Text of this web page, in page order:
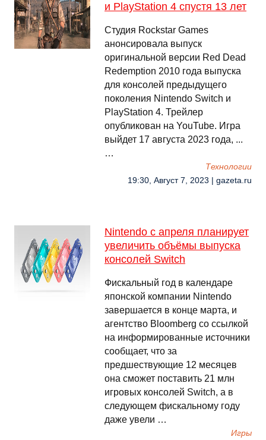
и PlayStation 4 спустя 13 лет
Студия Rockstar Games
анонсировала выпуск
оригинальной версии Red Dead
Redemption 2010 года выпуска
для консолей предыдущего
поколения Nintendo Switch и
PlayStation 4. Трейлер
опубликован на YouTube. Игра
выйдет 17 августа 2023 года, ...
…
Технологии
19:30, Август 7, 2023 | gazeta.ru
Nintendo с апреля планирует
увеличить объёмы выпуска
консолей Switch
Фискальный год в календаре
японской компании Nintendo
завершается в конце марта, и
агентство Bloomberg со ссылкой
на информированные источники
сообщает, что за
предшествующие 12 месяцев
она сможет поставить 21 млн
игровых консолей Switch, а в
следующем фискальному году
даже увели …
Игры